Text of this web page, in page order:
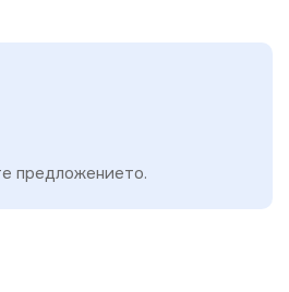
предложението.